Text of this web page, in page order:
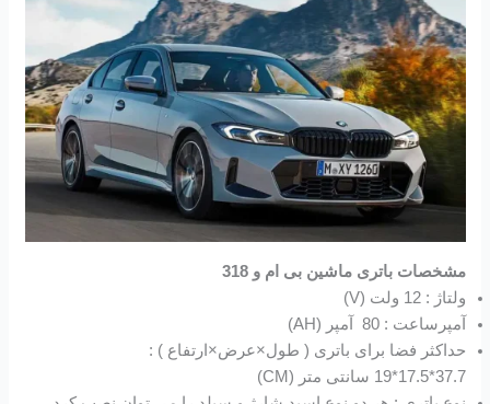
مشخصات باتری ماشین بی ام و 318
ولتاژ : 12 ولت (V)
آمپرساعت : 80 آمپر (AH)
حداکثر فضا برای باتری ( طول×عرض×ارتفاع ) :
37.7*17.5*19 سانتی متر (CM)